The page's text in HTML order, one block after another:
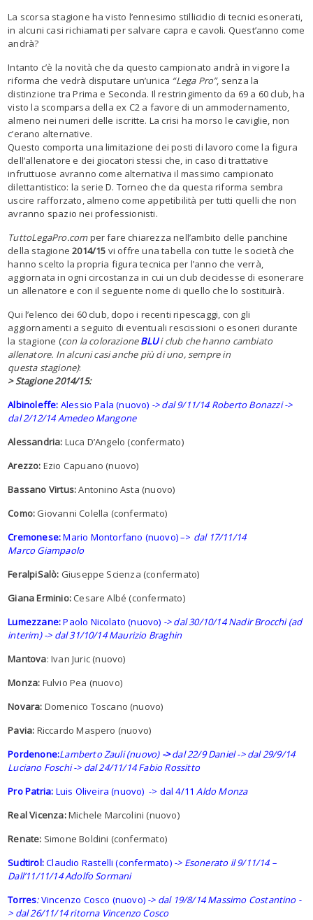
La scorsa stagione ha visto l’ennesimo stillicidio di tecnici esonerati,
in alcuni casi richiamati per salvare capra e cavoli. Quest’anno come
andrà?
Intanto c’è la novità che da questo campionato andrà in vigore la
riforma che vedrà disputare un’unica “Lega Pro”, senza la
distinzione tra Prima e Seconda. Il restringimento da 69 a 60 club, ha
visto la scomparsa della ex C2 a favore di un ammodernamento,
almeno nei numeri delle iscritte. La crisi ha morso le caviglie, non
c’erano alternative.
Questo comporta una limitazione dei posti di lavoro come la figura
dell’allenatore e dei giocatori stessi che, in caso di trattative
infruttuose avranno come alternativa il massimo campionato
dilettantistico: la serie D. Torneo che da questa riforma sembra
uscire rafforzato, almeno come appetibilità per tutti quelli che non
avranno spazio nei professionisti.
TuttoLegaPro.comper fare chiarezza nell’ambito delle panchine
della stagione 2014/15 vi offre una tabella con tutte le società che
hanno scelto la propria figura tecnica per l’anno che verrà,
aggiornata in ogni circostanza in cui un club decidesse di esonerare
un allenatore e con il seguente nome di quello che lo sostituirà.
Qui l’elenco dei 60 club, dopo i recenti ripescaggi, con gli
aggiornamenti a seguito di eventuali rescissioni o esoneri durante
la stagione (con la colorazioneBLUi club che hanno cambiato
allenatore. In alcuni casi anche più di uno, sempre in
questa stagione):
> Stagione 2014/15:
Albinoleffe: Alessio Pala (nuovo) -> dal 9/11/14 Roberto Bonazzi ->
dal 2/12/14 Amedeo Mangone
Alessandria: Luca D’Angelo (confermato)
Arezzo: Ezio Capuano (nuovo)
Bassano Virtus:Antonino Asta (nuovo)
Como: Giovanni Colella (confermato)
Cremonese:Mario Montorfano (nuovo) –> dal 17/11/14
Marco Giampaolo
FeralpiSalò: Giuseppe Scienza (confermato)
Giana Erminio:Cesare Albé (confermato)
Lumezzane:Paolo Nicolato (nuovo) -> dal 30/10/14 Nadir Brocchi (ad
interim) -> dal 31/10/14 Maurizio Braghin
Mantova: Ivan Juric (nuovo)
Monza: Fulvio Pea (nuovo)
Novara: Domenico Toscano (nuovo)
Pavia: Riccardo Maspero (nuovo)
Pordenone:Lamberto Zauli (nuovo) ->dal 22/9 Daniel -> dal 29/9/14
Luciano Foschi -> dal 24/11/14 Fabio Rossitto
Pro Patria: Luis Oliveira (nuovo) -> dal 4/11Aldo Monza
Real Vicenza:Michele Marcolini (nuovo)
Renate: Simone Boldini (confermato)
Sudtirol:Claudio Rastelli (confermato) -> Esonerato il 9/11/14 –
Dall’11/11/14 Adolfo Sormani
Torres:Vincenzo Cosco (nuovo) -> dal 19/8/14 Massimo Costantino -
> dal 26/11/14 ritorna Vincenzo Cosco